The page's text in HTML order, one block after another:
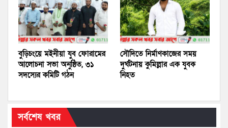
বুড়িচংয়ে মইনীয়া যুব ফোরামের
আলোচনা সভা অনুষ্ঠিত, ৩১
সদস্যের কমিটি গঠন
সৌদিতে নির্মাণকাজের সময়
দুর্ঘটনায় কুমিল্লার এক যুবক
নিহত
সর্বশেষ খবর